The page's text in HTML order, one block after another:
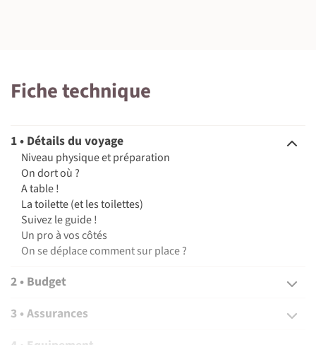
Fiche technique
1 • Détails du voyage
Niveau physique et préparation
On dort où ?
A table !
La toilette (et les toilettes)
Suivez le guide !
Un pro à vos côtés
On se déplace comment sur place ?
2 • Budget
3 • Assurances